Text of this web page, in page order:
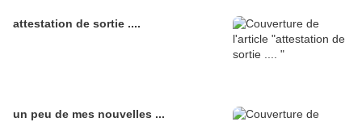
attestation de sortie ....
un peu de mes nouvelles ...